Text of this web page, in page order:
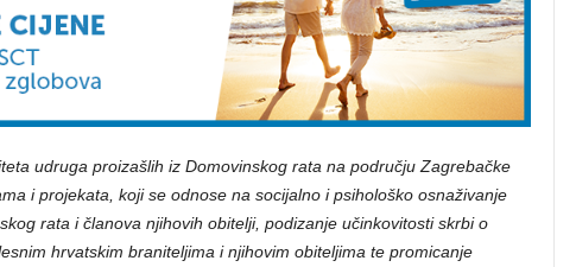
udruga proizašlih iz Domovinskog rata na području Zagrebačke
i projekata, koji se odnose na socijalno i psihološko osnaživanje
rata i članova njihovih obitelji, podizanje učinkovitosti skrbi o
hrvatskim braniteljima i njihovim obiteljima te promicanje